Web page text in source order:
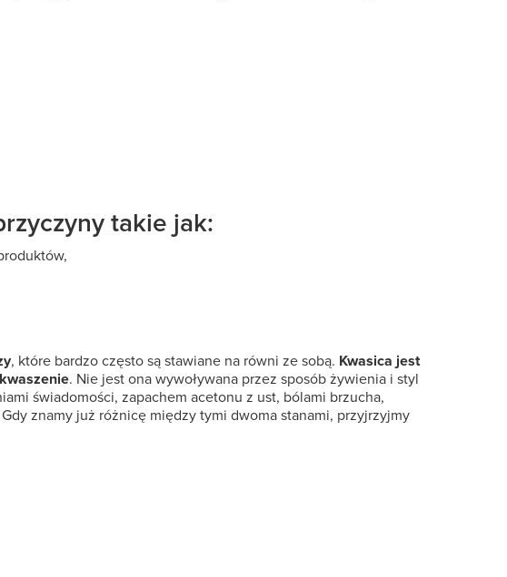
takie jak:
, które bardzo często są stawiane na równi ze sobą. Kwasica jest
. Nie jest ona wywoływana przez sposób żywienia i styl
świadomości, zapachem acetonu z ust, bólami brzucha,
znamy już różnicę między tymi dwoma stanami, przyjrzyjmy